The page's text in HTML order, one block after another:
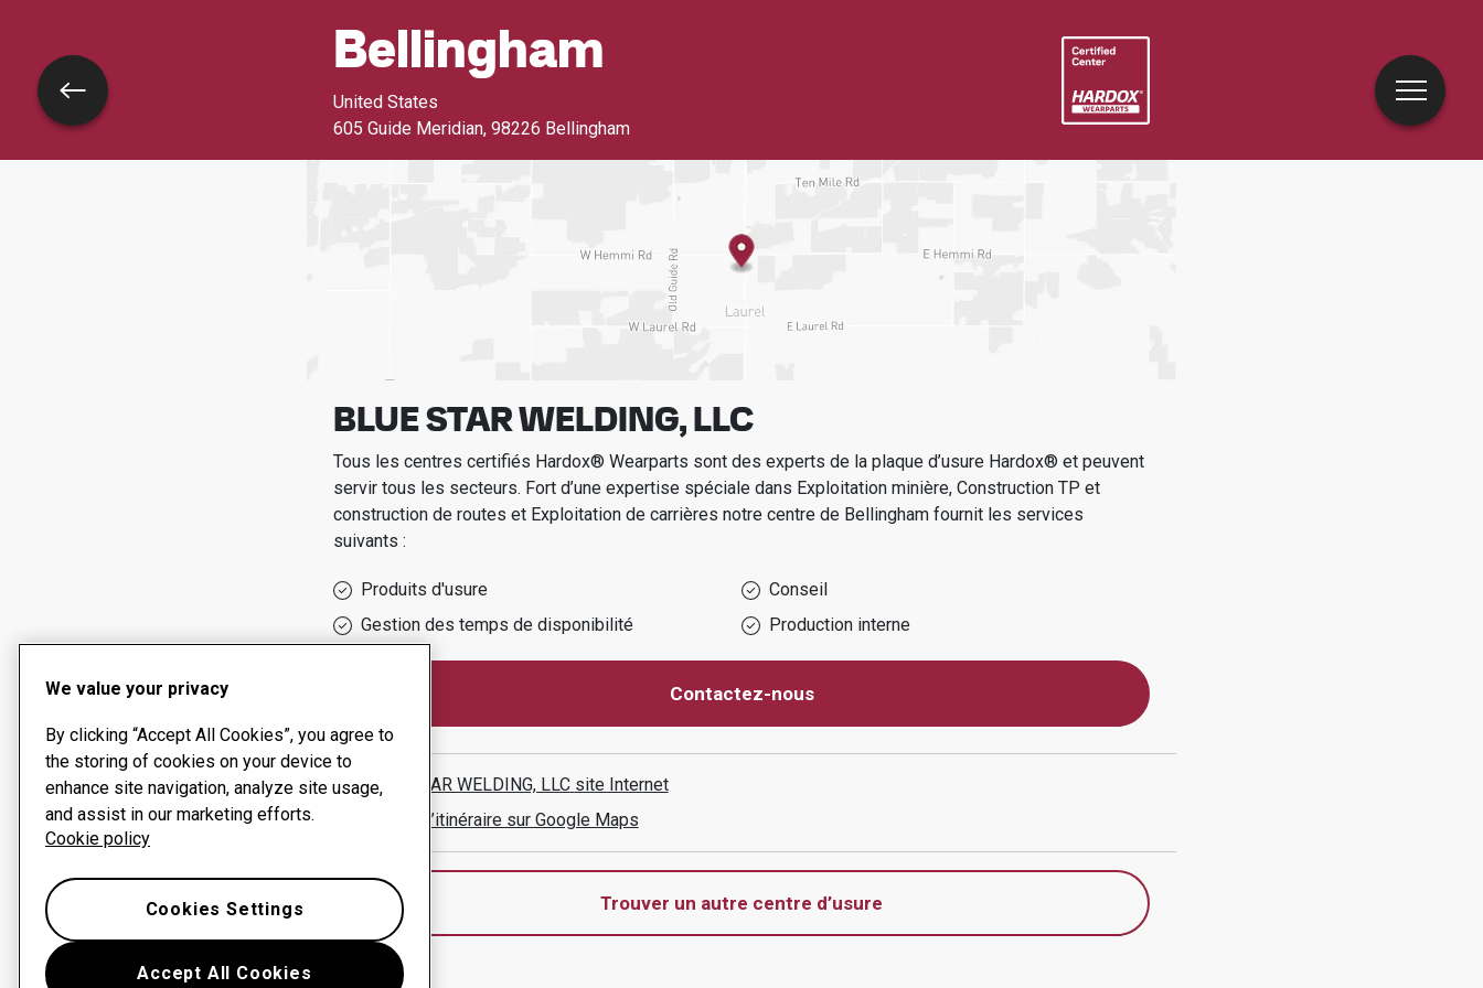
Bellingham
United States
605 Guide Meridian, 98226 Bellingham
BLUE STAR WELDING, LLC
Tous les centres certifiés Hardox® Wearparts sont des experts de la plaque d’usure Hardox® et peuvent
servir tous les secteurs. Fort d’une expertise spéciale dans Exploitation minière, Construction TP et
construction de routes et Exploitation de carrières notre centre de Bellinghamfournit les services
suivants :
Produits d'usure
Conseil
Gestion des temps de disponibilité
Production interne
Contactez-nous
BLUE STAR WELDING, LLC site Internet
Afficher l’itinéraire sur Google Maps
Trouver un autre centre d’usure
Retour
We value your privacy
By clicking “Accept All Cookies”, you agree to
the storing of cookies on your device to
enhance site navigation, analyze site usage,
and assist in our marketing efforts.
Cookie policy
Accept All Cookies
Cookies Settings